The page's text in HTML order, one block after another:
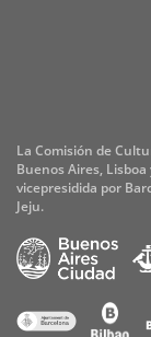
La Comisión de
Buenos Aires,
vicepresidida por
Jeju.